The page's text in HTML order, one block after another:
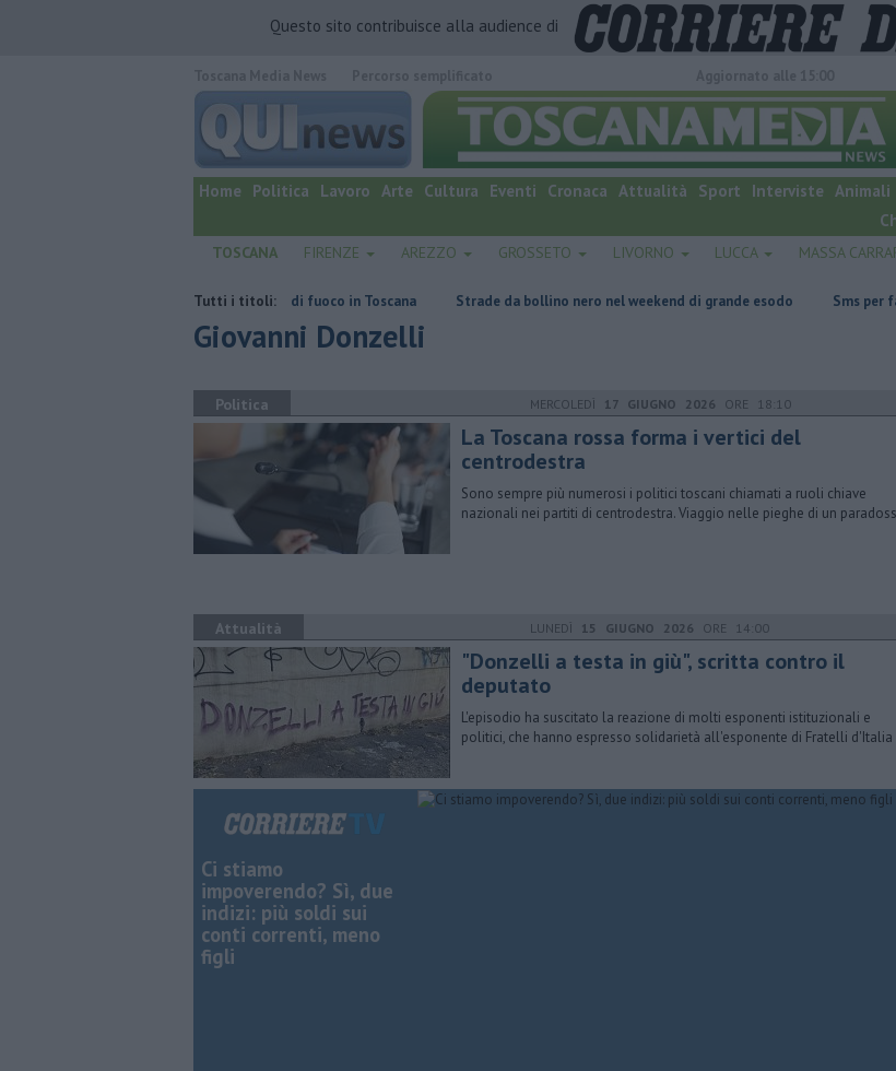
Questo sito contribuisce alla audience di
quotidiano online.
Home Politica Lavoro Arte Cultura Eventi Cronaca Attualità Sport Interviste Animali
TOSCANA FIRENZE AREZZO GROSSETO LIVORNO LUCCA MASSA
Tutti i titoli:
Incendi, nuovi fronti di fuoco in Toscana Strade da bollino nero nel weekend di grande esodo Sms per false infrazioni
Giovanni Donzelli
Politica MERCOLEDÌ 17 GIUGNO 2026 ORE 18:10
La Toscana rossa forma i vertici del
centrodestra
Sono sempre più numerosi i politici toscani chiamati a ruoli chiave
nazionali nei partiti di centrodestra. Viaggio nelle pieghe di un
Attualità LUNEDÌ 15 GIUGNO 2026 ORE 14:00
"Donzelli a testa in giù", scritta contro il
deputato
L'episodio ha suscitato la reazione di molti esponenti istituzionali e
politici, che hanno espresso solidarietà all'esponente di Fratelli d'Italia
Ci stiamo
impoverendo? Sì, due
indizi: più soldi sui
conti correnti, meno
figli